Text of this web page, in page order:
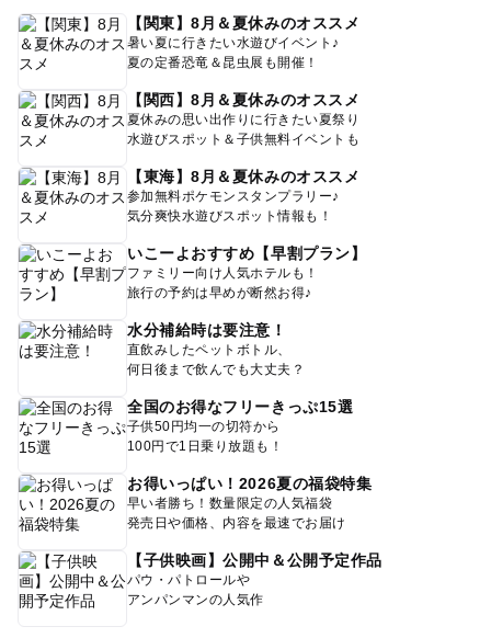
【関東】8月＆夏休みのオススメ
暑い夏に行きたい水遊びイベント♪
夏の定番恐竜＆昆虫展も開催！
【関西】8月＆夏休みのオススメ
夏休みの思い出作りに行きたい夏祭り
水遊びスポット＆子供無料イベントも
【東海】8月＆夏休みのオススメ
参加無料ポケモンスタンプラリー♪
気分爽快水遊びスポット情報も！
いこーよおすすめ【早割プラン】
ファミリー向け人気ホテルも！
旅行の予約は早めが断然お得♪
水分補給時は要注意！
直飲みしたペットボトル、
何日後まで飲んでも大丈夫？
全国のお得なフリーきっぷ15選
子供50円均一の切符から
100円で1日乗り放題も！
お得いっぱい！2026夏の福袋特集
早い者勝ち！数量限定の人気福袋
発売日や価格、内容を最速でお届け
【子供映画】公開中＆公開予定作品
パウ・パトロールや
アンパンマンの人気作